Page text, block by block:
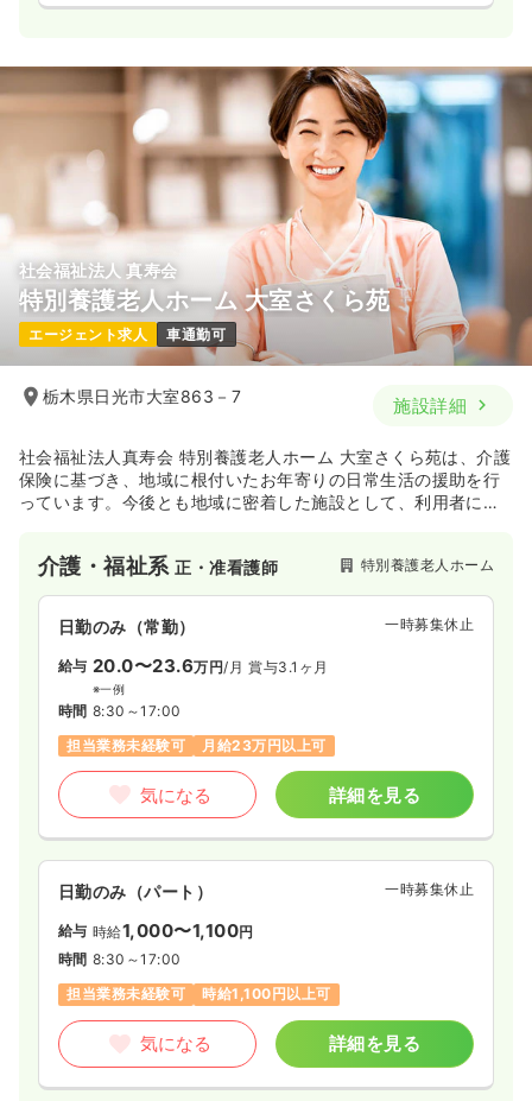
社会福祉法人 真寿会
特別養護老人ホーム 大室さくら苑
エージェント求人 車通勤可
栃木県日光市大室863－7 施設詳細
社会福祉法人真寿会 特別養護老人ホーム 大室さくら苑は、介護
保険に基づき、地域に根付いたお年寄りの日常生活の援助を行
っています。今後とも地域に密着した施設として、利用者にあ
介護・福祉系正・准看護師 特別養護老人ホーム
日勤のみ（常勤） 一時募集休止
給与 20.0〜23.6万円/月 賞与3.1ヶ月
※一例
時間 8:30～17:00
担当業務未経験可
月給23万円以上可
気になる 詳細を見る
日勤のみ（パート） 一時募集休止
給与 時給1,000〜1,100円
時間 8:30～17:00
担当業務未経験可
時給1,100円以上可
気になる 詳細を見る